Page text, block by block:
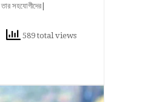
সহযোগীদের|
589 total views